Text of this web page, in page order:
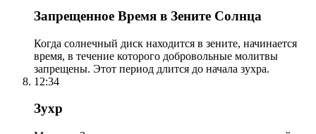
Запрещенное Время в Зените Солнца
Когда солнечный диск находится в зените, начинается
время, в течение которого добровольные молитвы
запрещены. Этот период длится до начала зухра.
12:34
Зухр